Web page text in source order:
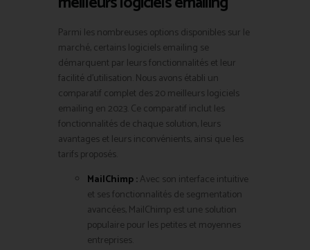
Parmi les nombreuses options disponibles sur le
marché, certains logiciels emailing se
démarquent par leurs fonctionnalités et leur
facilité d’utilisation. Nous avons établi un
comparatif complet des 20 meilleurs logiciels
emailing en 2023. Ce comparatif inclut les
fonctionnalités de chaque solution, leurs
avantages et leurs inconvénients, ainsi que les
tarifs proposés.
MailChimp :Avec son interface intuitive
et ses fonctionnalités de segmentation
avancées, MailChimp est une solution
populaire pour les petites et moyennes
entreprises.